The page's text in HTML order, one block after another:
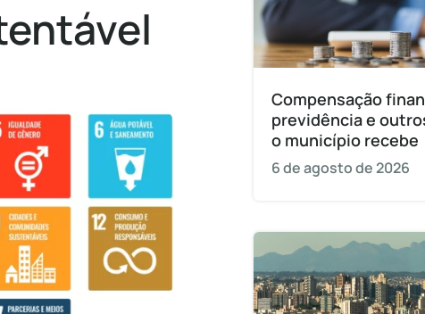
Compensação
previdência e
o município recebe
6 de agosto de 2026